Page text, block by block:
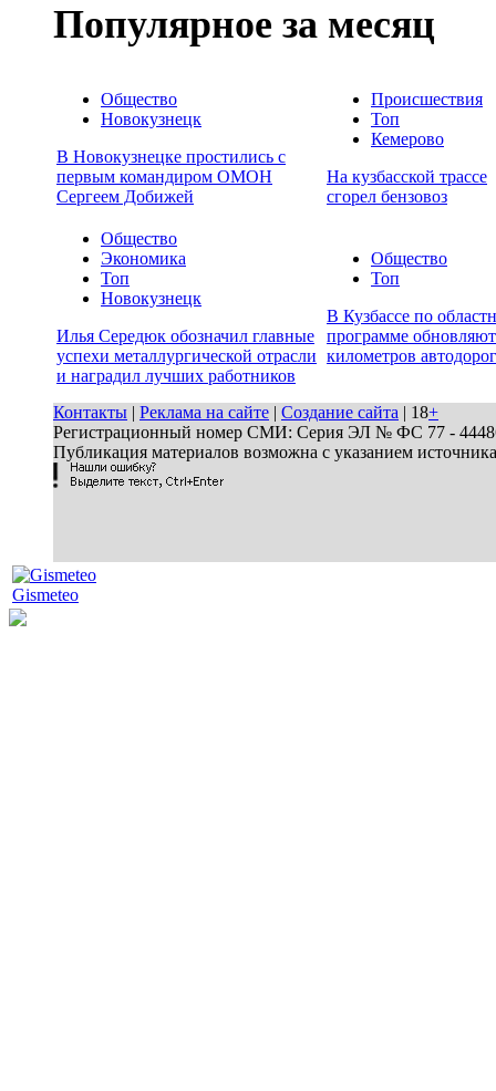
Популярное за месяц
Общество
Новокузнецк
В Новокузнецке простились с
первым командиром ОМОН
Сергеем Добижей
Происшествия
Топ
Кемерово
На кузбасской трассе
сгорел бензовоз
Общество
Экономика
Топ
Новокузнецк
Илья Середюк обозначил главные
успехи металлургической отрасли
и наградил лучших работников
Общество
Топ
В Кузбассе по
программе
километров автодорог
Контакты | Реклама на сайте | Создание сайта | 18+
Регистрационный номер СМИ: Серия ЭЛ № ФС 77 - 44486
Публикация материалов возможна с указанием
Gismeteo